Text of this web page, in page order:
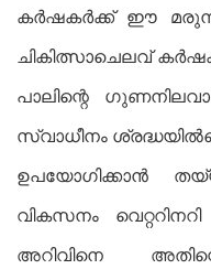
കർഷകർക്ക് ഈ
ചികിത്സാചെലവ്
പാലിന്റെ
സ്വാധീനം
ഉപയോഗിക്കാൻ
വികസനം
അറിവിനെ